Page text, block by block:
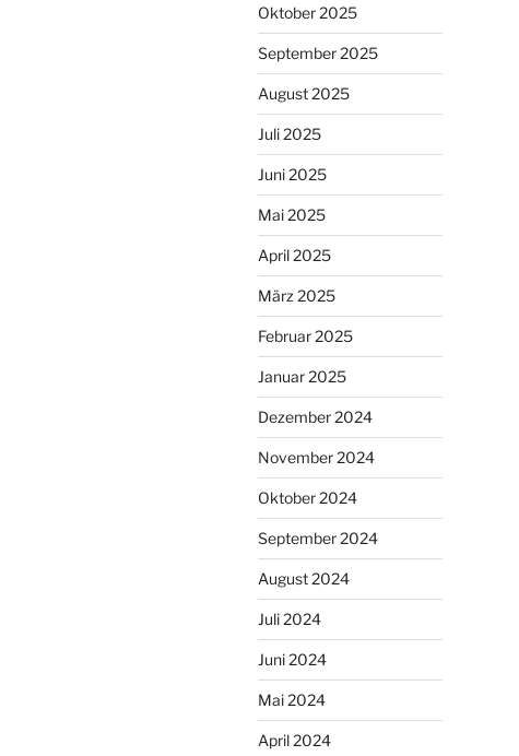
Oktober 2025
September 2025
August 2025
Juli 2025
Juni 2025
Mai 2025
April 2025
März 2025
Februar 2025
Januar 2025
Dezember 2024
November 2024
Oktober 2024
September 2024
August 2024
Juli 2024
Juni 2024
Mai 2024
April 2024